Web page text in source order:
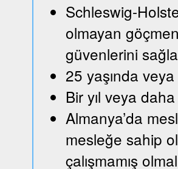
Schleswig-
olmayan
güvenlerini
25 yaşında
Bir yıl veya
Almanya’da
mesleğe sahip
çalışmamış